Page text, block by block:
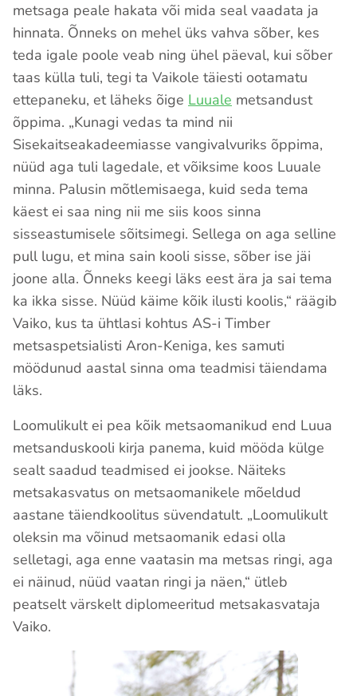
metsaga peale hakata või mida seal vaadata ja
hinnata. Õnneks on mehel üks vahva sõber, kes
teda igale poole veab ning ühel päeval, kui sõber
taas külla tuli, tegi ta Vaikole täiesti ootamatu
ettepaneku, et läheks õige Luuale metsandust
õppima. „Kunagi vedas ta mind nii
Sisekaitseakadeemiasse vangivalvuriks õppima,
nüüd aga tuli lagedale, et võiksime koos Luuale
minna. Palusin mõtlemisaega, kuid seda tema
käest ei saa ning nii me siis koos sinna
sisseastumisele sõitsimegi. Sellega on aga selline
pull lugu, et mina sain kooli sisse, sõber ise jäi
joone alla. Õnneks keegi läks eest ära ja sai tema
ka ikka sisse. Nüüd käime kõik ilusti koolis,“ räägib
Vaiko, kus ta ühtlasi kohtus AS-i Timber
metsaspetsialisti Aron-Keniga, kes samuti
möödunud aastal sinna oma teadmisi täiendama
läks.
Loomulikult ei pea kõik metsaomanikud end Luua
metsanduskooli kirja panema, kuid mööda külge
sealt saadud teadmised ei jookse. Näiteks
metsakasvatus on metsaomanikele mõeldud
aastane täiendkoolitus süvendatult. „Loomulikult
oleksin ma võinud metsaomanik edasi olla
selletagi, aga enne vaatasin ma metsas ringi, aga
ei näinud, nüüd vaatan ringi ja näen,“ ütleb
peatselt värskelt diplomeeritud metsakasvataja
Vaiko.